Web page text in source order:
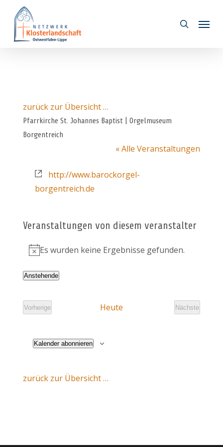
main
search
Menu
zurück zur Übersicht …
Pfarrkirche St. Johannes Baptist | Orgelmuseum
Borgentreich
« Alle Veranstaltungen
Webseite
http://www.barockorgel-
borgentreich.de
Veranstaltungen von diesem veranstalter
Hinweis
Es wurden keine Ergebnisse gefunden.
Anstehende
wählen.
Vorherige
Veranstaltungen
Heute
Nächste
Kalender abonnieren
zurück zur Übersicht …